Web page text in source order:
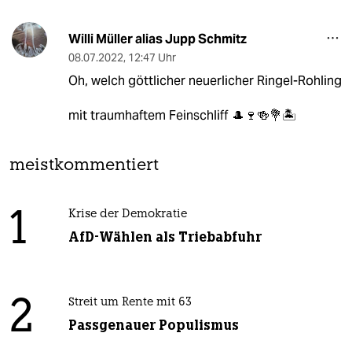
Willi Müller alias Jupp Schmitz
08.07.2022, 12:47 Uhr
Oh, welch göttlicher neuerlicher Ringel-Rohling
mit traumhaftem Feinschliff 🎩🍷🍻💐🏝
meistkommentiert
1 Krise der Demokratie
AfD-Wählen als Triebabfuhr
2 Streit um Rente mit 63
Passgenauer Populismus